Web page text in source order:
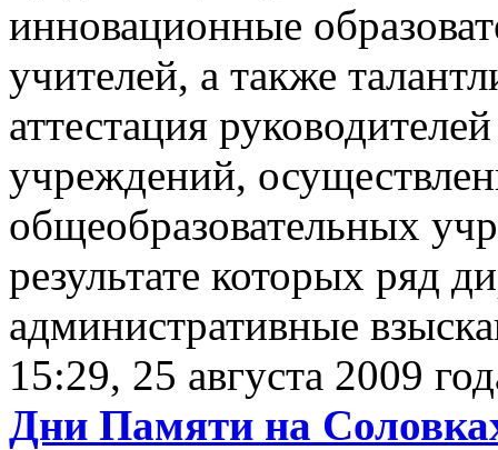
инновационные
учителей, а также
аттестация
учреждений,
общеобразовательных
результате которых ряд
административные
15:29, 25 августа 2009
Дни Памяти на